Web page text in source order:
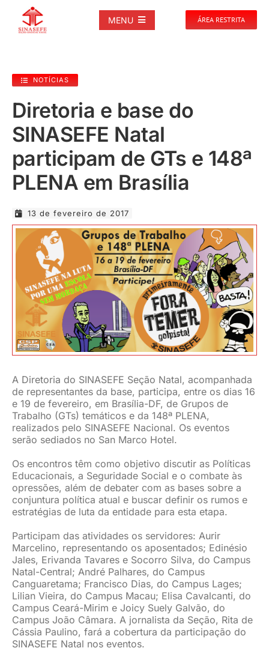
MENU
NOTÍCIAS
PUBLICAÇÕES
DOCUMENTOS
GALERIAS
EVENTOS
JURÍDICO
CLUBE
ÁREA RESTRITA
NOTÍCIAS
Diretoria e base do
SINASEFE Natal
participam de GTs e 148ª
PLENA em Brasília
13 de fevereiro de 2017
A Diretoria do SINASEFE Seção Natal, acompanhada
de representantes da base, participa, entre os dias 16
e 19 de fevereiro, em Brasília-DF, de Grupos de
Trabalho (GTs) temáticos e da 148ª PLENA,
realizados pelo SINASEFE Nacional. Os eventos
serão sediados no San Marco Hotel.
Os encontros têm como objetivo discutir as Políticas
Educacionais, a Seguridade Social e o combate às
opressões, além de debater com as bases sobre a
conjuntura política atual e buscar definir os rumos e
estratégias de luta da entidade para esta etapa.
Participam das atividades os servidores: Aurir
Marcelino, representando os aposentados; Edinésio
Jales, Erivanda Tavares e Socorro Silva, do Campus
Natal-Central; André Palhares, do Campus
Canguaretama; Francisco Dias, do Campus Lages;
Lilian Vieira, do Campus Macau; Elisa Cavalcanti, do
Campus Ceará-Mirim e Joicy Suely Galvão, do
Campus João Câmara. A jornalista da Seção, Rita de
Cássia Paulino, fará a cobertura da participação do
SINASEFE Natal nos eventos.